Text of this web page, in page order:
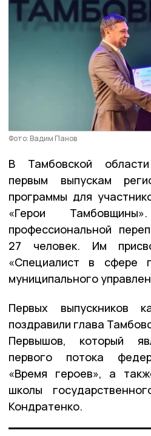
Фото: Вадим Панов
В Тамбовской
первым выпускам
программы для
«Герои
профессиональной
27 человек. Им
«Специалист в сфере
муниципального
Первых выпускников
поздравили глава
Первышов, который
первого потока
«Время героев», а
школы
Кондратенко.